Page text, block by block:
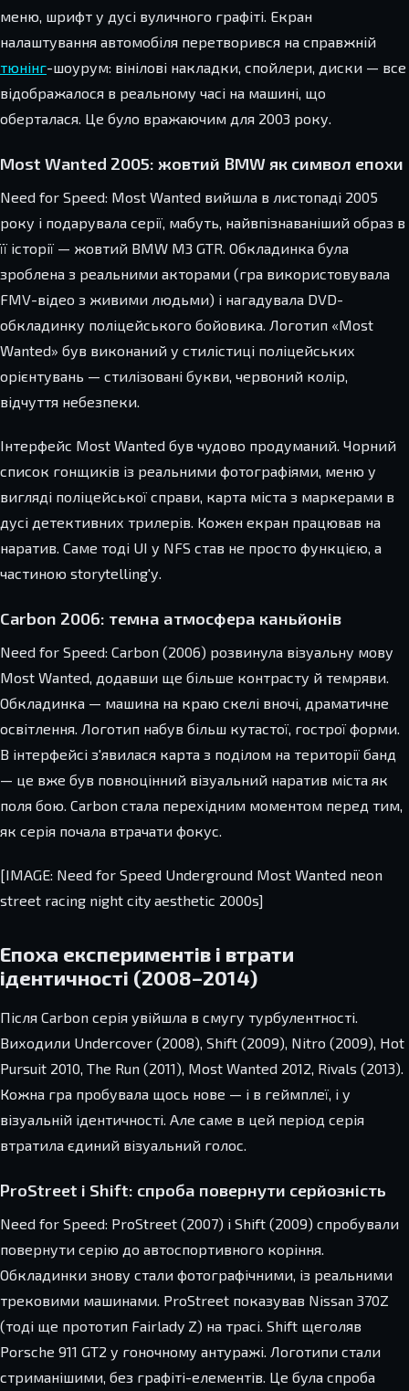
меню, шрифт у дусі вуличного графіті. Екран
налаштування автомобіля перетворився на справжній
тюнінг-шоурум: вінілові накладки, спойлери, диски — все
відображалося в реальному часі на машині, що
оберталася. Це було вражаючим для 2003 року.
Most Wanted 2005: жовтий BMW як символ епохи
Need for Speed: Most Wanted вийшла в листопаді 2005
року і подарувала серії, мабуть, найвпізнаваніший образ в
її історії — жовтий BMW M3 GTR. Обкладинка була
зроблена з реальними акторами (гра використовувала
FMV-відео з живими людьми) і нагадувала DVD-
обкладинку поліцейського бойовика. Логотип «Most
Wanted» був виконаний у стилістиці поліцейських
орієнтувань — стилізовані букви, червоний колір,
відчуття небезпеки.
Інтерфейс Most Wanted був чудово продуманий. Чорний
список гонщиків із реальними фотографіями, меню у
вигляді поліцейської справи, карта міста з маркерами в
дусі детективних трилерів. Кожен екран працював на
наратив. Саме тоді UI у NFS став не просто функцією, а
частиною storytelling'у.
Carbon 2006: темна атмосфера каньйонів
Need for Speed: Carbon (2006) розвинула візуальну мову
Most Wanted, додавши ще більше контрасту й темряви.
Обкладинка — машина на краю скелі вночі, драматичне
освітлення. Логотип набув більш кутастої, гострої форми.
В інтерфейсі з'явилася карта з поділом на території банд
— це вже був повноцінний візуальний наратив міста як
поля бою. Carbon стала перехідним моментом перед тим,
як серія почала втрачати фокус.
[IMAGE: Need for Speed Underground Most Wanted neon
street racing night city aesthetic 2000s]
Епоха експериментів і втрати
ідентичності (2008–2014)
Після Carbon серія увійшла в смугу турбулентності.
Виходили Undercover (2008), Shift (2009), Nitro (2009), Hot
Pursuit 2010, The Run (2011), Most Wanted 2012, Rivals (2013).
Кожна гра пробувала щось нове — і в геймплеї, і у
візуальній ідентичності. Але саме в цей період серія
втратила єдиний візуальний голос.
ProStreet і Shift: спроба повернути серйозність
Need for Speed: ProStreet (2007) і Shift (2009) спробували
повернути серію до автоспортивного коріння.
Обкладинки знову стали фотографічними, із реальними
трековими машинами. ProStreet показував Nissan 370Z
(тоді ще прототип Fairlady Z) на трасі. Shift щеголяв
Porsche 911 GT2 у гоночному антуражі. Логотипи стали
стриманішими, без графіті-елементів. Це була спроба